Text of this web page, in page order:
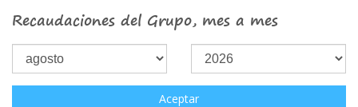
Recaudaciones del Grupo, mes a mes
Aceptar